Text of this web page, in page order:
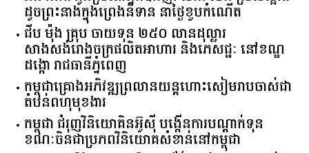
ដូចព្រះនាងក្នុងព្រេងនិទាន នាថ្ងៃខួបកំណើត
ជីប ម៉ុង គ្រុប ចាយទុន ២៥០ លានដុល្លារ
សាងសង់រោងចក្រផលិតអាហារ និងភេសជ្ជៈ នៅខណ្ឌ
ដង្កោ រាជធានីភ្នំពេញ
កម្ពុជា​គ្រោង​អភិវឌ្ឍ​ព្រលានយន្តហោះ​សៀមរាប​ចាស់​ជា​
តំបន់​ពហុ​មុខងារ​
កម្ពុជា​ ​ជំរុញ​វិនិយោគិន​អ៊ូស៊ី ​បង្កើន​ការ​បណ្តាក់ទុន ​
ខណៈ​ចិន​ជា​ប្រភព​វិនិយោគ​សំខាន់​នៅ​កម្ពុជា​